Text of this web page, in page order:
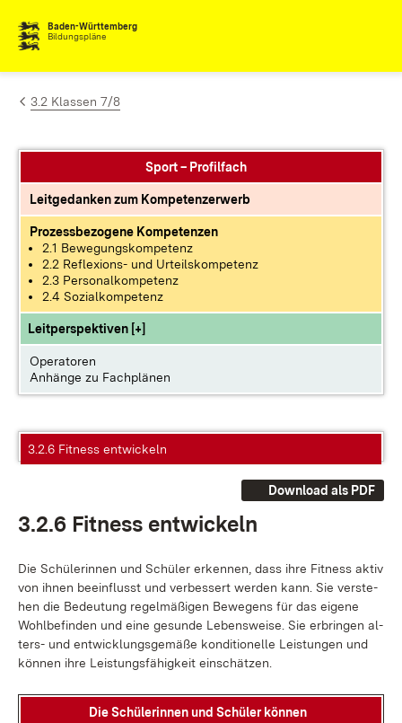
Zum Inhalt springen
Baden-Württemberg
Bildungspläne
3.2 Klassen 7/8
Sport – Profilfach
Leitgedanken zum Kompetenzerwerb
Prozessbezogene Kompetenzen
2.1 Bewegungskompetenz
2.2 Reflexions- und Urteilskompetenz
2.3 Personalkompetenz
2.4 Sozialkompetenz
Leitperspektiven [+]
Operatoren
Anhänge zu Fachplänen
3.2.6 Fitness entwickeln
Download als PDF
3.2.6 Fit­ness ent­wi­ckeln
Die Schü­le­rin­nen und Schü­ler er­ken­nen, dass ih­re Fit­ness ak­tiv
von ih­nen be­ein­flusst und ver­bes­sert wer­den kann. Sie ver­ste­
hen die Be­deu­tung re­gel­mä­ßi­gen Be­we­gens für das ei­ge­ne
Wohl­be­fin­den und ei­ne ge­sun­de Le­bens­wei­se. Sie er­brin­gen al­
ters- und ent­wick­lungs­ge­mä­ße kon­di­tio­nel­le Leis­tun­gen und
kön­nen ih­re Leis­tungs­fä­hig­keit ein­schät­zen.
Die Schü­le­rin­nen und Schü­ler kön­nen